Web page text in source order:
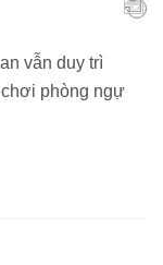
vẫn duy trì
phòng ngự